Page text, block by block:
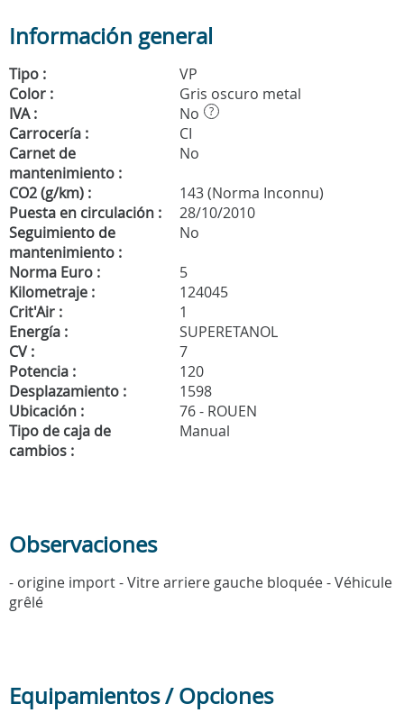
Información general
Tipo :
VP
Color :
Gris oscuro metal
IVA :
No ?
Carrocería :
CI
Carnet de
mantenimiento :
No
CO2 (g/km) :
143 (Norma Inconnu)
Puesta en circulación :
28/10/2010
Seguimiento de
mantenimiento :
No
Norma Euro :
5
Kilometraje :
124045
Crit'Air :
1
Energía :
SUPERETANOL
CV :
7
Potencia :
120
Desplazamiento :
1598
Ubicación :
76 - ROUEN
Tipo de caja de
cambios :
Manual
Observaciones
- origine import - Vitre arriere gauche bloquée - Véhicule
grêlé
Equipamientos / Opciones